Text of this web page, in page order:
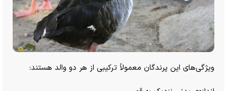
ویژگی‌های این پرندگان معمولاً ترکیبی از هر دو والد هستند: